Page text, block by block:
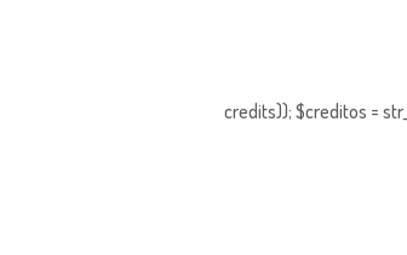
credits)); $creditos =